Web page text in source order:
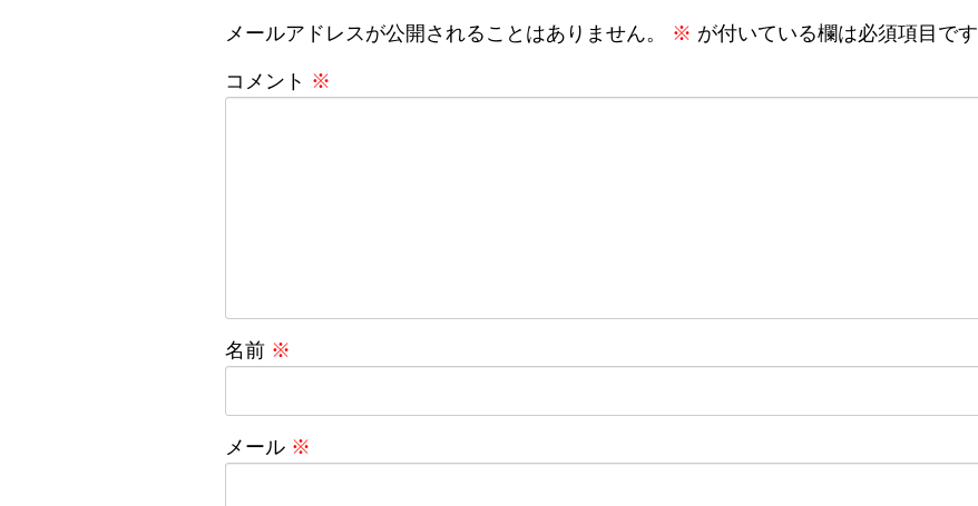
メールアドレスが公開されることはありません。 ※ が付いている欄は必須項目です
コメント ※
名前 ※
メール ※